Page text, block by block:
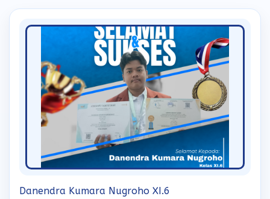
Danendra Kumara Nugroho XI.6